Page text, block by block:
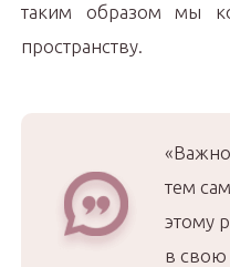
таким образом мы
пространству.
тем
этому
в свою